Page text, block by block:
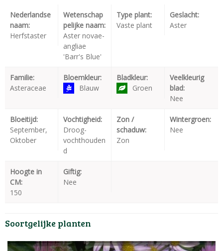
Nederlandse
naam:
Herfstaster
Wetenschap
pelijke naam:
Aster novae-
angliae
'Barr's Blue'
Type plant:
Vaste plant
Geslacht:
Aster
Familie:
Asteraceae
Bloemkleur:
Blauw
Bladkleur:
Groen
Veelkleurig
blad:
Nee
Bloeitijd:
September,
Oktober
Vochtigheid:
Droog-
vochthouden
d
Zon /
schaduw:
Zon
Wintergroen:
Nee
Hoogte in
CM:
150
Giftig:
Nee
Soortgelijke planten